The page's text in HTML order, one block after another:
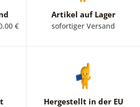
€
Artikel auf Lager
sofortiger Versand
Hergestellt in der EU